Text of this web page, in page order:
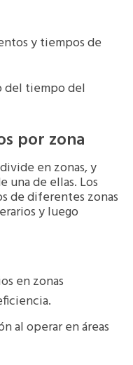
y tiempos de
del tiempo del
por zona
en zonas, y
una de ellas. Los
de diferentes zonas
y luego
en zonas
al operar en áreas